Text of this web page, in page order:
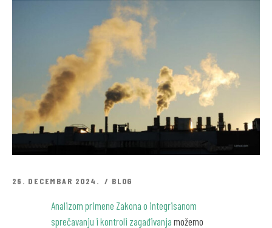
26. DECEMBAR 2024. BLOG
Analizom primene Zakona o integrisanom
sprečavanju i kontroli zagađivanja možemo